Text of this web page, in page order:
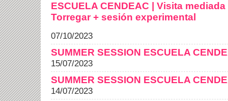
ESCUELA CENDEAC | Visita
Torregar + sesión experimental
07/10/2023
SUMMER SESSION ESCUELA
15/07/2023
SUMMER SESSION ESCUELA
14/07/2023